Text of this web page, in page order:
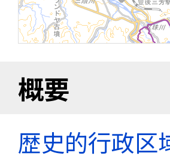
概要
歴史的行政区